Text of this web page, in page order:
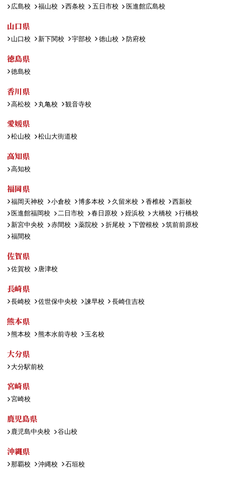
広島校 福山校 西条校 五日市校 医進館広島校
山口県
山口校 新下関校 宇部校 徳山校 防府校
徳島県
徳島校
香川県
高松校 丸亀校 観音寺校
愛媛県
松山校 松山大街道校
高知県
高知校
福岡県
福岡天神校 小倉校 博多本校 久留米校 香椎校
西新校
医進館福岡校
二日市校 春日原校 姪浜校 大橋校
行橋校
新宮中央校
赤間校 薬院校 折尾校 下曽根校
筑前前原校
福間校
佐賀県
佐賀校 唐津校
長崎県
長崎校 佐世保中央校 諫早校 長崎住吉校
熊本県
熊本校 熊本水前寺校 玉名校
大分県
大分駅前校
宮崎県
宮崎校
鹿児島県
鹿児島中央校 谷山校
沖縄県
那覇校 沖縄校 石垣校